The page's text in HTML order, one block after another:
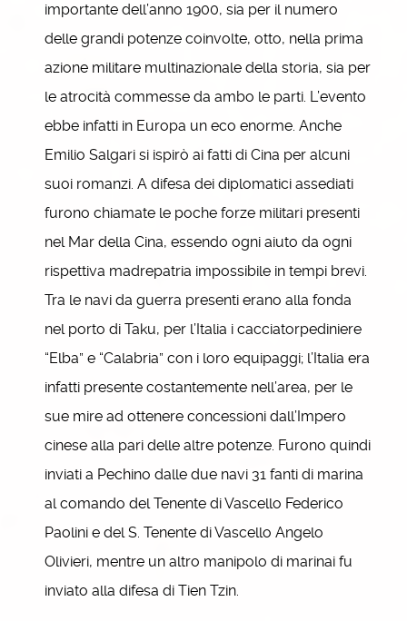
importante dell’anno 1900, sia per il numero
delle grandi potenze coinvolte, otto, nella prima
azione militare multinazionale della storia, sia per
le atrocità commesse da ambo le parti. L’evento
ebbe infatti in Europa un eco enorme. Anche
Emilio Salgari si ispirò ai fatti di Cina per alcuni
suoi romanzi. A difesa dei diplomatici assediati
furono chiamate le poche forze militari presenti
nel Mar della Cina, essendo ogni aiuto da ogni
rispettiva madrepatria impossibile in tempi brevi.
Tra le navi da guerra presenti erano alla fonda
nel porto di Taku, per l’Italia i cacciatorpediniere
“Elba” e “Calabria” con i loro equipaggi; l’Italia era
infatti presente costantemente nell’area, per le
sue mire ad ottenere concessioni dall’Impero
cinese alla pari delle altre potenze. Furono quindi
inviati a Pechino dalle due navi 31 fanti di marina
al comando del Tenente di Vascello Federico
Paolini e del S. Tenente di Vascello Angelo
Olivieri, mentre un altro manipolo di marinai fu
inviato alla difesa di Tien Tzin.